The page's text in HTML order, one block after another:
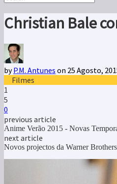
Christian Bale
byP.M. Antunes on 25 Agosto,
Filmes
1
5
0
previous article
Anime Verão 2015 - Novas
next article
Novos projectos da Warner